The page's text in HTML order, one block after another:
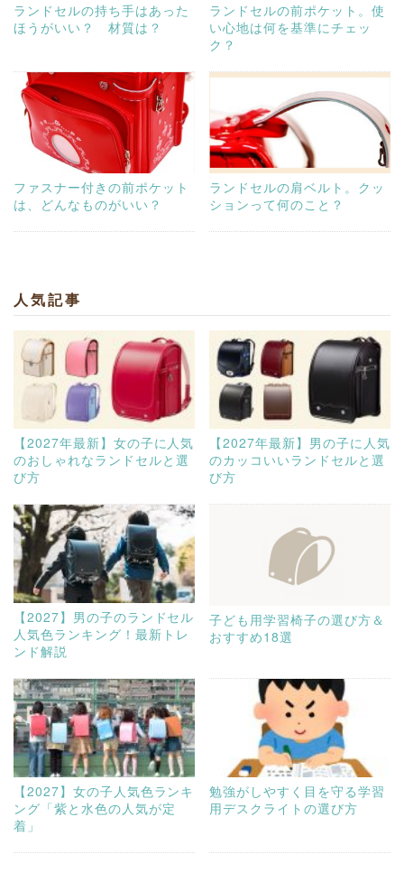
ランドセルの持ち手はあった
ほうがいい？ 材質は？
ランドセルの前ポケット。使
い心地は何を基準にチェッ
ク？
ファスナー付きの前ポケット
は、どんなものがいい？
ランドセルの肩ベルト。クッ
ションって何のこと？
人気記事
【2027年最新】女の子に人気
のおしゃれなランドセルと選
び方
【2027年最新】男の子に人気
のカッコいいランドセルと選
び方
【2027】男の子のランドセル
人気色ランキング！最新トレ
ンド解説
子ども用学習椅子の選び方＆
おすすめ18選
【2027】女の子人気色ランキ
ング「紫と水色の人気が定
着」
勉強がしやすく目を守る学習
用デスクライトの選び方